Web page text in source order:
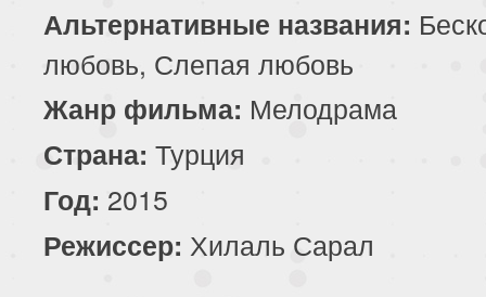
93 серия
94 серия
95 серия
97 серия
98 серия 99 серия
101 серия
103 серия
105 серия
109 серия
110 серия 111 серия
Альтернативные названия:
любовь, Слепая любовь
Жанр фильма: Мелодрама
Страна: Турция
Год: 2015
Режиссер: Хилаль Сарал